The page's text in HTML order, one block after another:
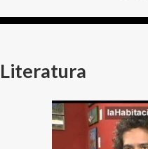
Literatura